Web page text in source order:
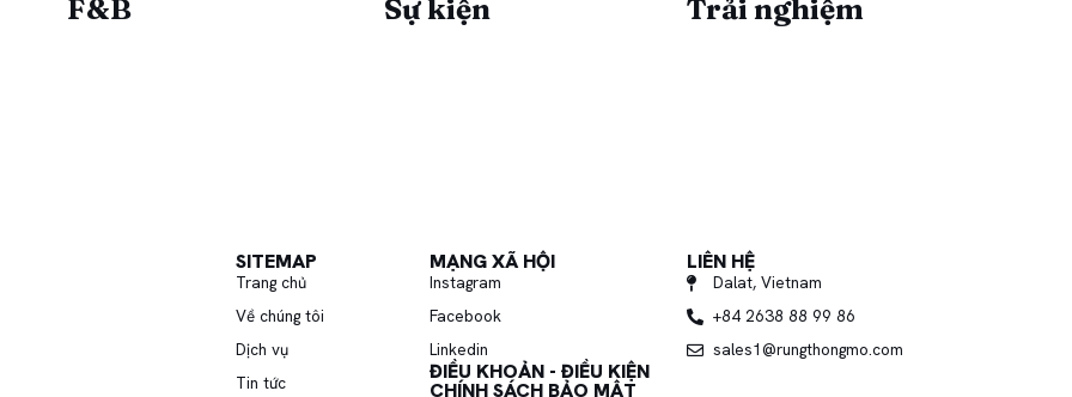
F&B Sự kiện Trải nghiệm
SITEMAP
Trang chủ
Về chúng tôi
Dịch vụ
Tin tức
MẠNG XÃ HỘI
Instagram
Facebook
Linkedin
ĐIỀU KHOẢN - ĐIỀU KIỆN
CHÍNH SÁCH BẢO MẬT
LIÊN HỆ
Dalat, Vietnam
+84 2638 88 99 86
sales1@rungthongmo.com